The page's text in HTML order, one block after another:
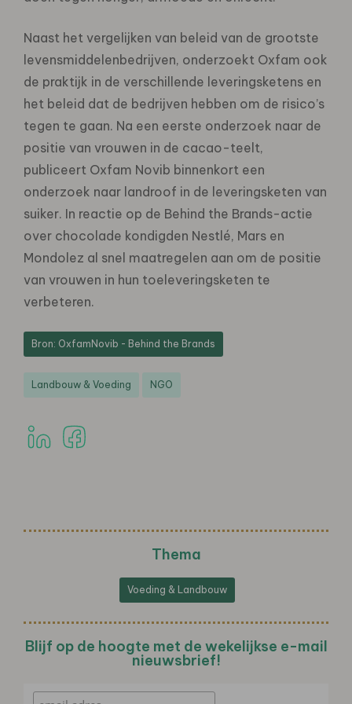
Naast het vergelijken van beleid van de grootste
levensmiddelenbedrijven, onderzoekt Oxfam ook
de praktijk in de verschillende leveringsketens en
het beleid dat de bedrijven hebben om de risico’s
tegen te gaan. Na een eerste onderzoek naar de
positie van vrouwen in de cacao-teelt,
publiceert Oxfam Novib binnenkort een
onderzoek naar landroof in de leveringsketen van
suiker. In reactie op de Behind the Brands-actie
over chocolade kondigden Nestlé, Mars en
Mondolez al snel maatregelen aan om de positie
van vrouwen in hun toeleveringsketen te
verbeteren.
Bron: OxfamNovib - Behind the Brands
Landbouw & Voeding NGO
Thema
Voeding & Landbouw
Blijf op de hoogte met de wekelijkse e-mail
nieuwsbrief!